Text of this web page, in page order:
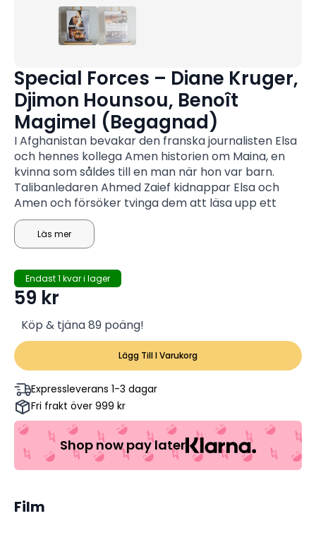
Special Forces – Diane Kruger,
Djimon Hounsou, Benoît
Magimel (Begagnad)
I Afghanistan bevakar den franska journalisten Elsa
och hennes kollega Amen historien om Maina, en
kvinna som såldes till en man när hon var barn.
Talibanledaren Ahmed Zaief kidnappar Elsa och
Amen och försöker tvinga dem att läsa upp ett
meddelande till västerländska regeringar. Den
franske presidenten skickar sex specialstyrkor för
att rädda Elsa, som gömmer sig i en fästning i
kommendörkapten Kovax, Tic-Tac, Lucas,
krypskytten Elias, Victor och Marius släpper ut Elsa
måste gruppen korsa det ogästvänliga landet för
att rädda sina liv när talibanerna jagar dem.
Läs mer
Endast 1 kvar i lager
59 kr
Köp & tjäna 89 poäng!
Lägg Till I Varukorg
Expressleverans 1-3 dagar
Fri frakt över 999 kr
Shop now pay later
Film